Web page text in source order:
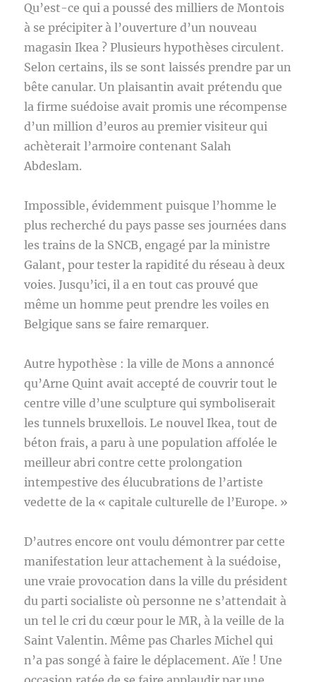
Qu’est-ce qui a poussé des milliers de Montois
à se précipiter à l’ouverture d’un nouveau
magasin Ikea ? Plusieurs hypothèses circulent.
Selon certains, ils se sont laissés prendre par un
bête canular. Un plaisantin avait prétendu que
la firme suédoise avait promis une récompense
d’un million d’euros au premier visiteur qui
achèterait l’armoire contenant Salah
Abdeslam.
Impossible, évidemment puisque l’homme le
plus recherché du pays passe ses journées dans
les trains de la SNCB, engagé par la ministre
Galant, pour tester la rapidité du réseau à deux
voies. Jusqu’ici, il a en tout cas prouvé que
même un homme peut prendre les voiles en
Belgique sans se faire remarquer.
Autre hypothèse : la ville de Mons a annoncé
qu’Arne Quint avait accepté de couvrir tout le
centre ville d’une sculpture qui symboliserait
les tunnels bruxellois. Le nouvel Ikea, tout de
béton frais, a paru à une population affolée le
meilleur abri contre cette prolongation
intempestive des élucubrations de l’artiste
vedette de la « capitale culturelle de l’Europe. »
D’autres encore ont voulu démontrer par cette
manifestation leur attachement à la suédoise,
une vraie provocation dans la ville du président
du parti socialiste où personne ne s’attendait à
un tel le cri du cœur pour le MR, à la veille de la
Saint Valentin. Même pas Charles Michel qui
n’a pas songé à faire le déplacement. Aïe ! Une